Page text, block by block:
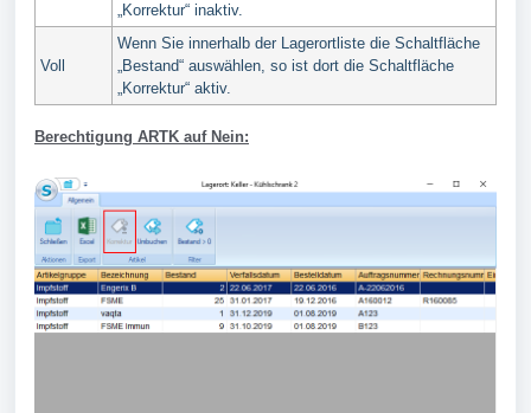
„Korrektur“ inaktiv.
Voll
Wenn Sie innerhalb der Lagerortliste die Schaltfläche
„Bestand“ auswählen, so ist dort die Schaltfläche
„Korrektur“ aktiv.
Berechtigung ARTK auf Nein: